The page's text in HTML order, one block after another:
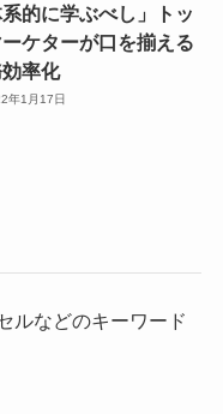
的に学ぶべし」トッ
ケターが口を揃える
率化
年1月17日
ルなどのキーワード